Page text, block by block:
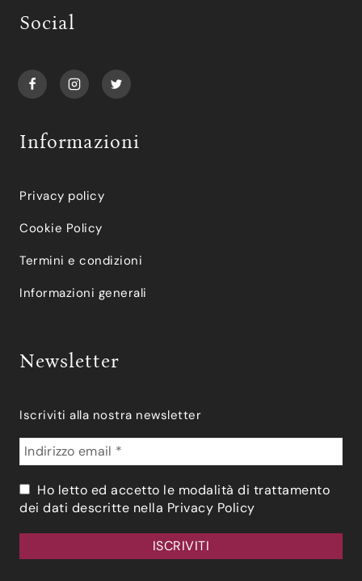
Social
Informazioni
Privacy policy
Cookie Policy
Termini e condizioni
Informazioni generali
Newsletter
Iscriviti alla nostra newsletter
Ho letto ed accetto le modalità di trattamento
dei dati descritte nella Privacy Policy